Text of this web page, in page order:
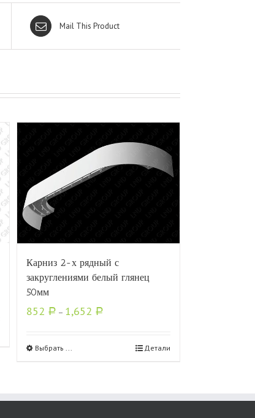
Mail This Product
Карниз 2-х рядный с
закруглениями белый глянец
50мм
852 Р – 1,652 Р
Выбрать ... Детали